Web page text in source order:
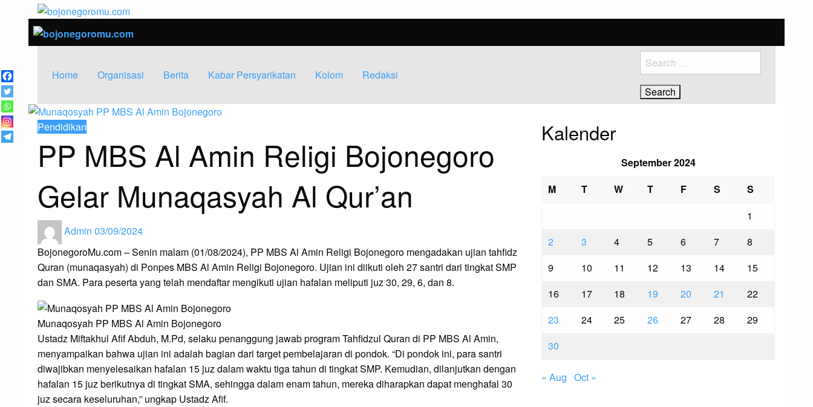
bojonegoromu.com
Kabar Baik Berkemajuan
bojonegoromu.com
Kabar Baik Berkemajuan
Home
Organisasi Berita Kabar Persyarikatan Kolom Redaksi
Search
for:
Pendidikan
PP MBS Al Amin Religi Bojonegoro
Gelar Munaqasyah Al Qur’an
Admin Posted
03/09/2024
BojonegoroMu.com – Senin malam (01/08/2024), PP MBS Al Amin Religi Bojonegoro mengadakan ujian tahfidz
Quran (munaqasyah) di Ponpes MBS Al Amin Religi Bojonegoro. Ujian ini diikuti oleh 27 santri dari tingkat SMP
dan SMA. Para peserta yang telah mendaftar mengikuti ujian hafalan meliputi juz 30, 29, 6, dan 8.
Munaqosyah PP MBS Al Amin Bojonegoro
Ustadz Miftakhul Afif Abduh, M.Pd, selaku penanggung jawab program Tahfidzul Quran di PP MBS Al Amin,
menyampaikan bahwa ujian ini adalah bagian dari target pembelajaran di pondok. “Di pondok ini, para santri
diwajibkan menyelesaikan hafalan 15 juz dalam waktu tiga tahun di tingkat SMP. Kemudian, dilanjutkan dengan
hafalan 15 juz berikutnya di tingkat SMA, sehingga dalam enam tahun, mereka diharapkan dapat menghafal 30
juz secara keseluruhan,” ungkap Ustadz Afif.
Kalender
September 2024
M
T W T F S
S
1
2
3 4 5 6 7
8
9
10 11 12 13 14
15
16
17 18 19 20 21
22
23
24 25 26 27 28
29
30
« Aug Oct »